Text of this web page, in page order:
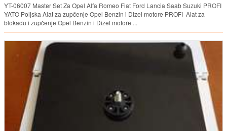
YT-06007 Master Set Za Opel Alfa Romeo Fiat Ford Lancia Saab Suzuki PROFI
YATO Poljska Alat za zupčenje Opel Benzin i Dizel motore PROFI Alat za
blokadu i zupčenje Opel Benzin i Dizel motore ...